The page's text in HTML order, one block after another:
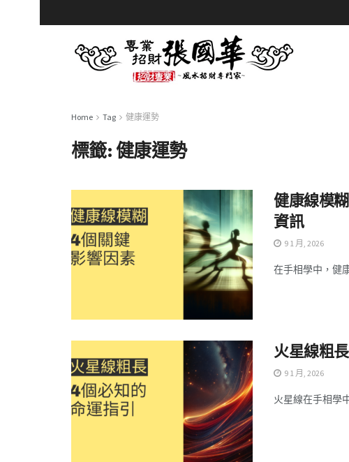
Home Tag 健康運勢
標籤:健康運勢
健康線模
資訊
9 1 月, 2026
在手相學中，健
火星線粗
9 1 月, 2026
火星線在手相學